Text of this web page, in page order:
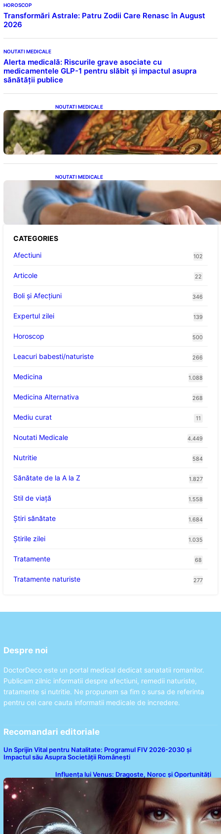
HOROSCOP
Transformări Astrale: Patru Zodii Care Renasc în August
2026
NOUTATI MEDICALE
Alerta medicală: Riscurile grave asociate cu
medicamentele GLP-1 pentru slăbit și impactul asupra
sănătății publice
NOUTATI MEDICALE
Postul Adormirii Maicii Domnului: Tradiții,
Superstiții și Implicații Spiritualitate în 2026
NOUTATI MEDICALE
Îmbunătățirea sănătății cardiovasculare:
Patru exerciții simple pentru reducerea
tensiunii arteriale la domiciliu
CATEGORIES
Afectiuni
102
Articole 22
Boli și Afecțiuni 346
Expertul zilei 139
Horoscop 500
Leacuri babesti/naturiste 266
Medicina 1.088
Medicina Alternativa 268
Mediu curat 11
Noutati Medicale 4.449
Nutritie 584
Sănătate de la A la Z 1.827
Stil de viaţă 1.558
Ştiri sănătate 1.684
Știrile zilei 1.035
Tratamente 68
Tratamente naturiste 277
Despre noi
DoctorDeco este un portal medical dedicat sanatatii romanilor.
Publicam zilnic informatii despre afectiuni, remedii naturiste,
tratamente si nutritie. Ne propunem sa fim o sursa de referinta
pentru cei care cauta informatii medicale de incredere.
Recomandari editoriale
Un Sprijin Vital pentru Natalitate: Programul FIV 2026-2030 și
Impactul său Asupra Societății Românești
Influența lui Venus: Dragoste, Noroc și Oportunități
pentru Tauri și Balanțe în Weekendul 8-9 August